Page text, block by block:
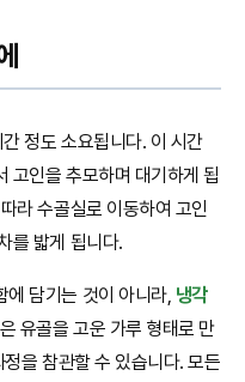
정도 소요됩니다. 이 시간
고인을 추모하며 대기하게 됩
라 수골실로 이동하여 고인
를 밟게 됩니다.
담기는 것이 아니라, 냉각
유골을 고운 가루 형태로 만
을 참관할 수 있습니다. 모든